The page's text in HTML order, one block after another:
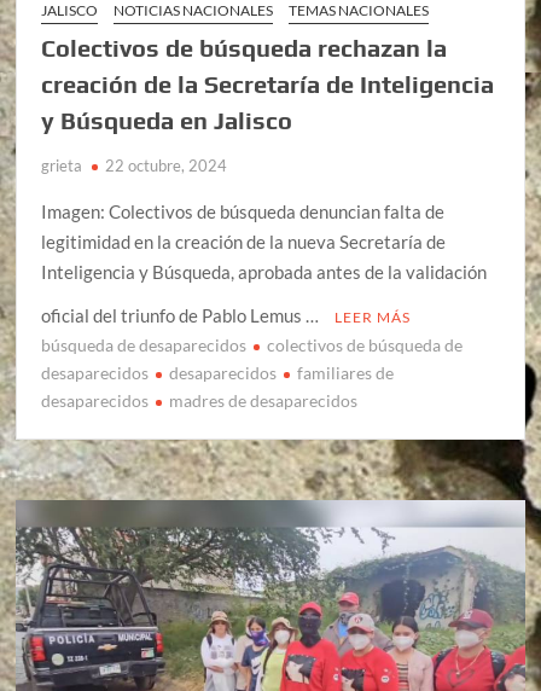
JALISCO
NOTICIAS NACIONALES TEMAS NACIONALES
Colectivos de búsqueda rechazan la
creación de la Secretaría de Inteligencia
y Búsqueda en Jalisco
grieta 22 octubre, 2024
Imagen: Colectivos de búsqueda denuncian falta de
legitimidad en la creación de la nueva Secretaría de
Inteligencia y Búsqueda, aprobada antes de la validación
oficial del triunfo de Pablo Lemus …
LEER MÁS
búsqueda de desaparecidos
colectivos de búsqueda de
desaparecidos
desaparecidos
familiares de
desaparecidos
madres de desaparecidos